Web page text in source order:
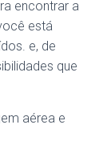
encontrar a
está
e, de
que
aérea e